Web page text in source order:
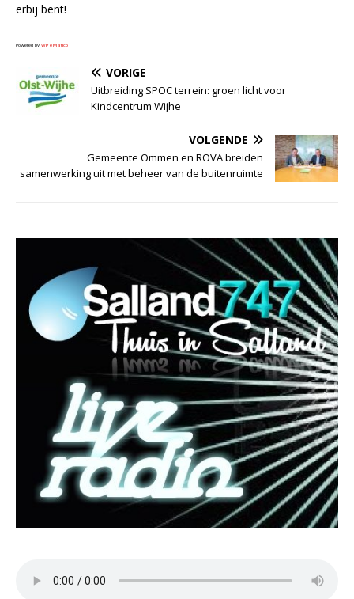
erbij bent!
Powered by WPeMatico
VORIGE
Uitbreiding SPOC terrein: groen licht voor
Kindcentrum Wijhe
VOLGENDE
Gemeente Ommen en ROVA breiden
samenwerking uit met beheer van de buitenruimte